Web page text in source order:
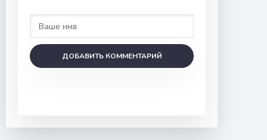
ДОБАВИТЬ КОММЕНТАРИЙ